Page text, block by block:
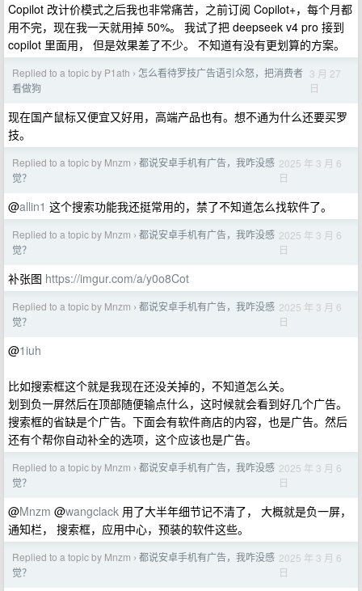
Copilot 改计价模式之后我也非常痛苦，之前订阅 Copilot+，每个月都
用不完，现在我一天就用掉 50%。 我试了把 deepseek v4 pro 接到
copilot 里面用， 但是效果差了不少。 不知道有没有更划算的方案。
Replied to a topic by P1ath › 怎么看待罗技广告语引众怒，把消费者
看做狗
3 月 27
日
现在国产鼠标又便宜又好用，高端产品也有。想不通为什么还要买罗
技。
Replied to a topic by Mnzm › 都说安卓手机有广告，我咋没感
觉？
2025 年 3 月 6
日
@allin1 这个搜索功能我还挺常用的，禁了不知道怎么找软件了。
Replied to a topic by Mnzm › 都说安卓手机有广告，我咋没感
觉？
2025 年 3 月 6
日
补张图 https://imgur.com/a/y0o8Cot
Replied to a topic by Mnzm › 都说安卓手机有广告，我咋没感
觉？
2025 年 3 月 6
日
@1iuh
比如搜索框这个就是我现在还没关掉的，不知道怎么关。
划到负一屏然后在顶部随便输点什么，这时候就会看到好几个广告。
搜索框的省缺是个广告。下面会有软件商店的内容，也是广告。然后
还有个帮你自动补全的选项，这个应该也是广告。
Replied to a topic by Mnzm › 都说安卓手机有广告，我咋没感
觉？
2025 年 3 月 6
日
@Mnzm @wangclack 用了大半年细节记不清了， 大概就是负一屏，
通知栏， 搜索框，应用中心，预装的软件这些。
Replied to a topic by Mnzm › 都说安卓手机有广告，我咋没感
觉？
2025 年 3 月 6
日